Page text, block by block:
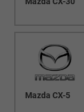
Mazda CX-5